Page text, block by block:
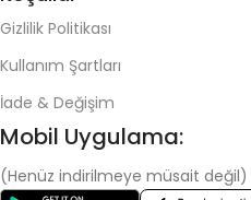
Gizlilik Politikası
Kullanım Şartları
İade & Değişim
Mobil Uygulama:
(Henüz indirilmeye müsait değil)